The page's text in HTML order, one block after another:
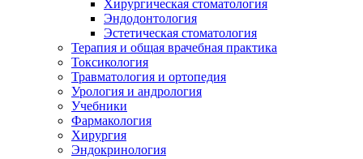
Хирургическая стоматология
Эндодонтология
Эстетическая стоматология
Терапия и общая врачебная практика
Токсикология
Травматология и ортопедия
Урология и андрология
Учебники
Фармакология
Хирургия
Эндокринология